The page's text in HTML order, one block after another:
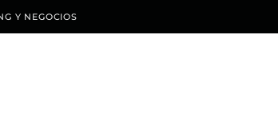
Y NEGOCIOS